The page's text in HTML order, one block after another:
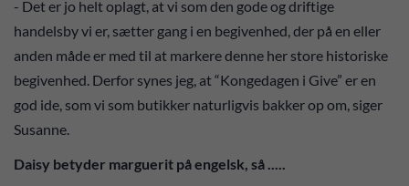
- Det er jo helt oplagt, at vi som den gode og driftige
handelsby vi er, sætter gang i en begivenhed, der på en eller
anden måde er med til at markere denne her store historiske
begivenhed. Derfor synes jeg, at “Kongedagen i Give” er en
god ide, som vi som butikker naturligvis bakker op om, siger
Susanne.
Daisy betyder marguerit på engelsk, så .....